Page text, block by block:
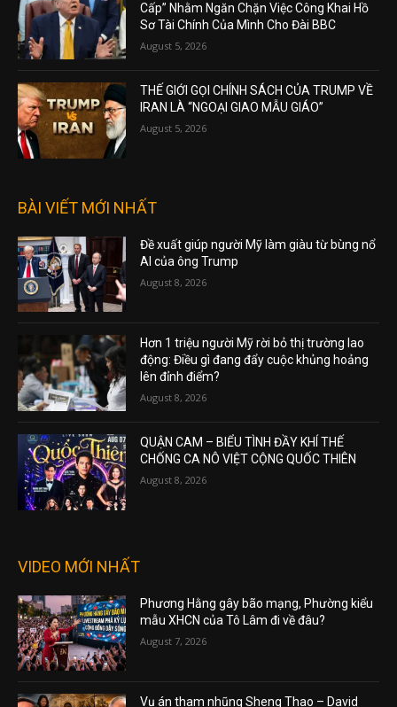
Cấp” Nhằm Ngăn Chặn Việc Công Khai Hồ
Sơ Tài Chính Của Mình Cho Đài BBC
August 5, 2026
THẾ GIỚI GỌI CHÍNH SÁCH CỦA TRUMP VỀ
IRAN LÀ “NGOẠI GIAO MẪU GIÁO”
August 5, 2026
BÀI VIẾT MỚI NHẤT
Đề xuất giúp người Mỹ làm giàu từ bùng nổ
AI của ông Trump
August 8, 2026
Hơn 1 triệu người Mỹ rời bỏ thị trường lao
động: Điều gì đang đẩy cuộc khủng hoảng
lên đỉnh điểm?
August 8, 2026
QUẬN CAM – BIỂU TÌNH ĐẦY KHÍ THẾ
CHỐNG CA NÔ VIỆT CỘNG QUỐC THIÊN
August 8, 2026
VIDEO MỚI NHẤT
Phương Hằng gây bão mạng, Phường kiểu
mẫu XHCN của Tô Lâm đi về đâu?
August 7, 2026
Vụ án tham nhũng Sheng Thao – David